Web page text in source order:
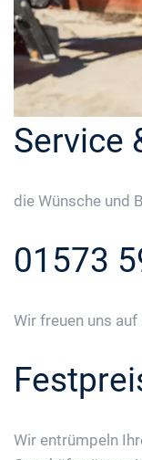
Service
die Wünsche und
01573
Wir freuen uns
Wir entrümpeln